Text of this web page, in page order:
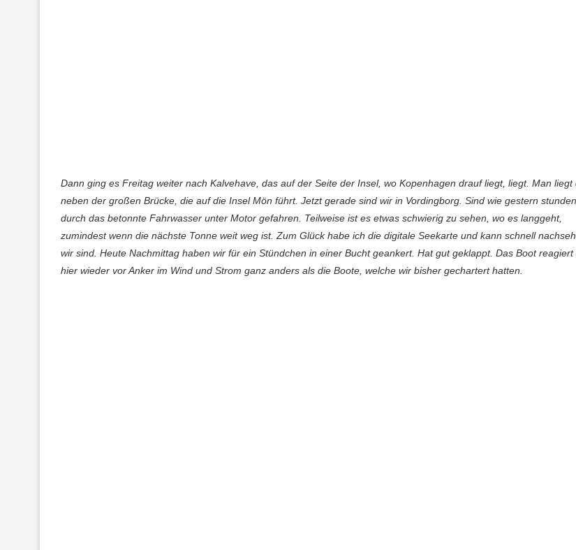
Dann ging es Freitag weiter nach Kalvehave, das auf der Seite der Insel, wo Kopenhagen drauf liegt, liegt. Man liegt
neben der großen Brücke, die auf die Insel Mön führt. Jetzt gerade sind wir in Vordingborg. Sind wie gestern
durch das betonnte Fahrwasser unter Motor gefahren. Teilweise ist es etwas schwierig zu sehen, wo es langgeht,
zumindest wenn die nächste Tonne weit weg ist. Zum Glück habe ich die digitale Seekarte und kann schnell
wir sind. Heute Nachmittag haben wir für ein Stündchen in einer Bucht geankert. Hat gut geklappt. Das Boot reagiert
hier wieder vor Anker im Wind und Strom ganz anders als die Boote, welche wir bisher gechartert hatten.